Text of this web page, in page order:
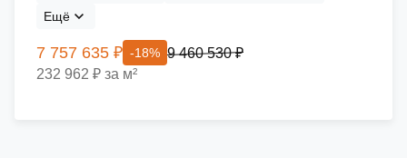
Ещё
7 757 635 ₽ -18% 9 460 530 ₽
232 962 ₽ за м²